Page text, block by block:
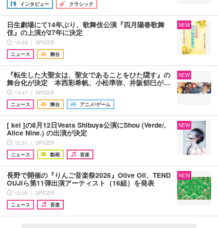
インタビュー
クラシック
日生劇場にて14年ぶり、歌舞伎公演『四月陽春歌舞
伎』の上演が27年に決定
15:29 ｜ SPICER
ニュース
舞台
NEW
『転生した大聖女は、聖女であることをひた隠す』の
舞台化が決定 本西彩希帆、小松準弥、井阪郁巳が…
13:47 ｜ SPICER
ニュース
舞台 アニメ/ゲーム
NEW
[ kei ]の8月12日Veats Shibuya公演にShou (Verde/,
Alice Nine.) の出演が決定
12:31 ｜ SPICER
ニュース
動画 音楽
NEW
長野で開催の『りんご音楽祭2026』Olive Oil、TEND
OUJIら第11弾出演アーティスト（16組）を発表
12:00 ｜ SPICER
ニュース
音楽
NEW